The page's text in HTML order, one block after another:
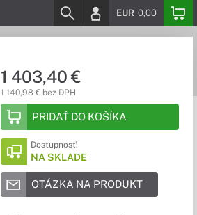
EUR 0,00
1 403,40 €
1 140,98 € bez DPH
PRIDAŤ DO KOŠÍKA
Dostupnosť:
NA SKLADE
OTÁZKA NA PRODUKT